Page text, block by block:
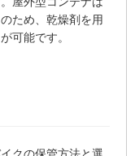
ため、乾燥剤を用
可能です。